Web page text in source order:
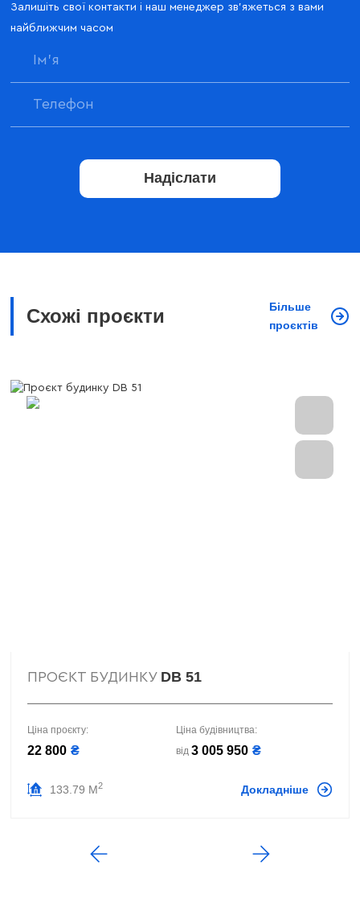
Залишіть свої контакти і наш менеджер зв'яжеться з вами
найближчим часом
Надіслати
Схожі проєкти
Більше
проєктів
ПРОЄКТ БУДИНКУ DB 51
Ціна проєкту:
22 800 ₴
Ціна будівництва:
від 3 005 950 ₴
133.79 М2 Докладніше